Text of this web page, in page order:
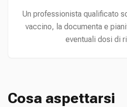
Un professionista qualificato
vaccino, la documenta e
eventuali dosi di
Cosa aspettarsi